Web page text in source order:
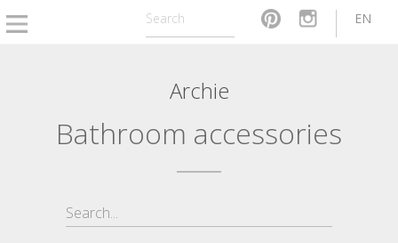
EN
Archie
Bathroom accessories